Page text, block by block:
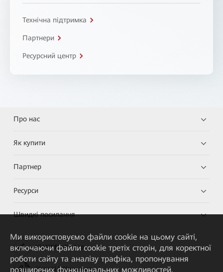
Технічна підтримка
Партнери
Ресурсний центр
Про нас
Як купити
Партнер
Ресурси
Швидкі посилання
HUAWEI eKit App
Huawei HiKnow App
Ми використовуємо файли cookie на цьому сайті,
включаючи файли cookie третіх сторін, для коректної
роботи сайту та аналізу трафіка, пропонування
розширених функціональних можливостей,